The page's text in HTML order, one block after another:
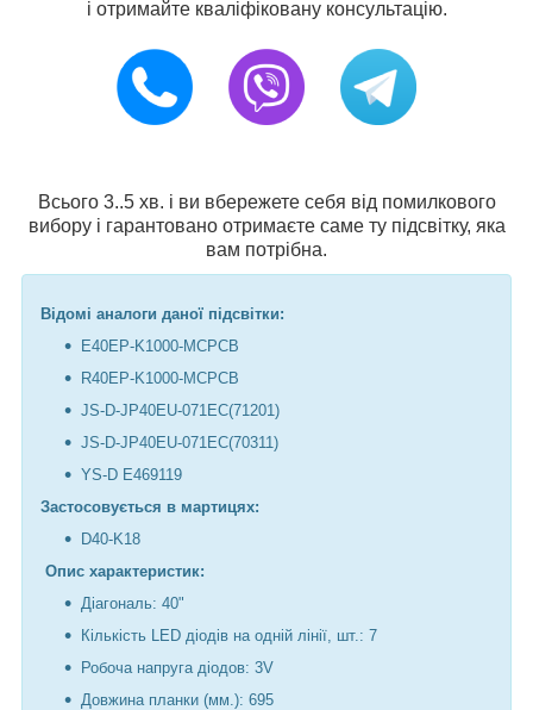
і отримайте кваліфіковану консультацію.
Всього 3..5 хв. і ви вбережете себя від помилкового
вибору і гарантовано отримаєте саме ту підсвітку, яка
вам потрібна.
Відомі аналоги даної підсвітки:
E40EP-K1000-MCPCB
R40EP-K1000-MCPCB
JS-D-JP40EU-071EC(71201)
JS-D-JP40EU-071EC(70311)
YS-D E469119
Застосовується в мартицях:
D40-K18
Опис характеристик:
Діагональ: 40"
Кількість LED діодів на одній лінії, шт.: 7
Робоча напруга діодов: 3V
Довжина планки (мм.): 695